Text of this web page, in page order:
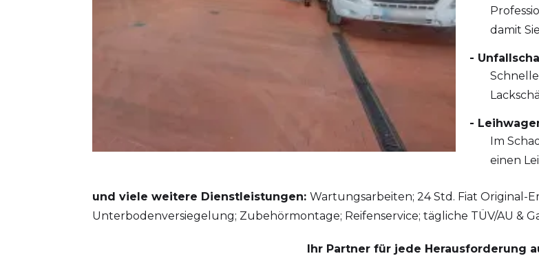
damit
-
-
Im
einen
und viele weitere Dienstleistungen:Wartungsarbeiten; 24 Std. Fiat Original-
Unterbodenversiegelung; Zubehörmontage; Reifenservice; tägliche TÜV/AU &
Ihr Partner für jede Herausforderung